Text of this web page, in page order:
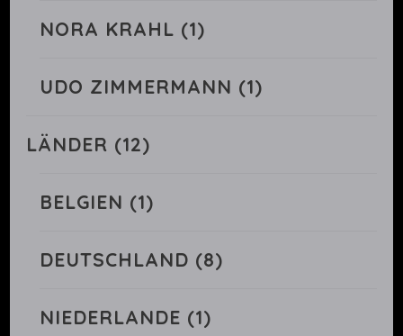
NORA KRAHL (1)
UDO ZIMMERMANN (1)
LÄNDER (12)
BELGIEN (1)
DEUTSCHLAND (8)
NIEDERLANDE (1)